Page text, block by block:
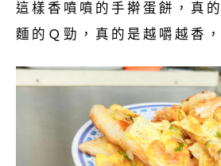
這樣香噴噴的手擀蛋餅，真
麵的Ｑ勁，真的是越嚼越香